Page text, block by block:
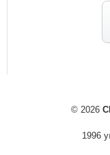
© 2026
1996